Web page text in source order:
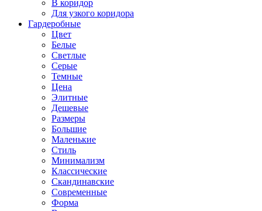
В коридор
Для узкого коридора
Гардеробные
Цвет
Белые
Светлые
Серые
Темные
Цена
Элитные
Дешевые
Размеры
Большие
Маленькие
Стиль
Минимализм
Классические
Скандинавские
Современные
Форма